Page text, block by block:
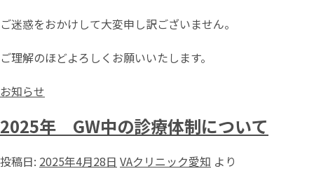
ご迷惑をおかけして大変申し訳ございません。
ご理解のほどよろしくお願いいたします。
お知らせ
2025年 GW中の診療体制について
投稿日: 2025年4月28日 VAクリニック愛知 より